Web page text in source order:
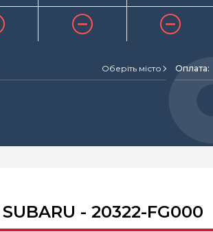
Оберіть місто Оплата:
- 20322-FG000